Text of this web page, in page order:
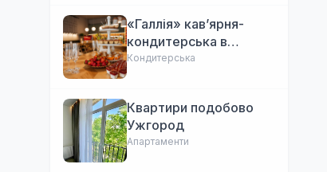
«Галлія» кав’ярня-
кондитерська в
Ужгороді
Кондитерська
Квартири подобово
Ужгород
Апартаменти